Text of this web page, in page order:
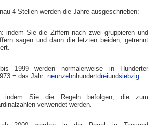
4 Stellen werden die Jahre ausgeschrieben:
indem Sie die Ziffern nach zwei gruppieren und
sagen und dann die letzten beiden, getrennt
1999 werden normalerweise in Hunderter
= das Jahr:neunzehnhundertdreiundsiebzig.
indem Sie die Regeln befolgen, die zum
verwendet werden.